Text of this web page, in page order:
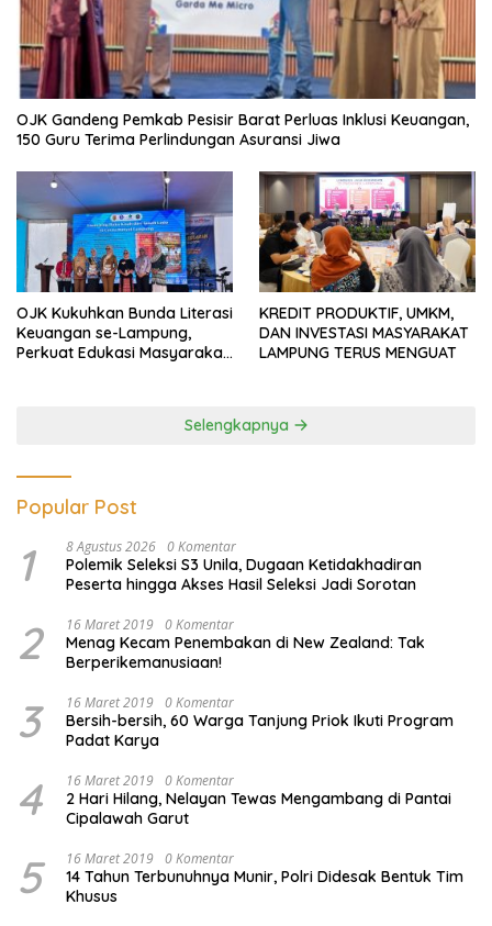
OJK Gandeng Pemkab Pesisir Barat Perluas Inklusi Keuangan,
150 Guru Terima Perlindungan Asuransi Jiwa
OJK Kukuhkan Bunda Literasi
Keuangan se-Lampung,
Perkuat Edukasi Masyarakat
KREDIT PRODUKTIF, UMKM,
DAN INVESTASI MASYARAKAT
LAMPUNG TERUS MENGUAT
Selengkapnya
Popular Post
1 8 Agustus 2026 0 Komentar
Polemik Seleksi S3 Unila, Dugaan Ketidakhadiran
Peserta hingga Akses Hasil Seleksi Jadi Sorotan
2 16 Maret 2019 0 Komentar
Menag Kecam Penembakan di New Zealand: Tak
Berperikemanusiaan!
3 16 Maret 2019 0 Komentar
Bersih-bersih, 60 Warga Tanjung Priok Ikuti Program
Padat Karya
4 16 Maret 2019 0 Komentar
2 Hari Hilang, Nelayan Tewas Mengambang di Pantai
Cipalawah Garut
5 16 Maret 2019 0 Komentar
14 Tahun Terbunuhnya Munir, Polri Didesak Bentuk Tim
Khusus